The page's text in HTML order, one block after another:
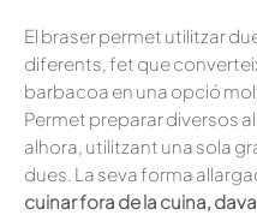
El braser permet utilitzar
diferents, fet que
barbacoa en una opció
Permet preparar diversos
alhora, utilitzant una sola
dues. La seva forma
cuinar fora de la cuina,